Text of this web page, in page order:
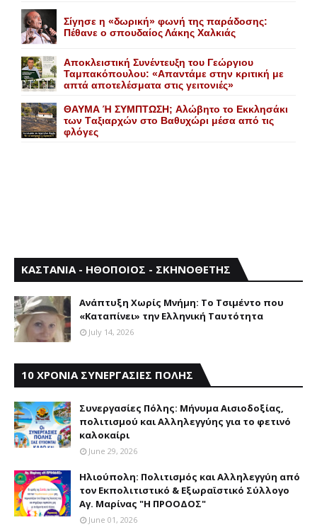
Σίγησε η «δωρική» φωνή της παράδοσης:
Πέθανε o σπουδαίος Λάκης Xαλκιάς
Αποκλειστική Συνέντευξη του Γεώργιου
Ταμπακόπουλου: «Απαντάμε στην κριτική με
απτά αποτελέσματα στις γειτονιές»
ΘΑΥΜΑ Ή ΣΥΜΠΤΩΣΗ; Aλώβητο το Eκκλησάκι
των Tαξιαρχών στο Bαθυχώρι μέσα από τις
φλόγες
ΚΑΣΤΑΝΙΑ - ΗΘΟΠΟΙΟΣ - ΣΚΗΝΟΘΕΤΗΣ
Aνάπτυξη Xωρίς Mνήμη: Το Τσιμέντο που
«Καταπίνει» την Ελληνική Ταυτότητα
July 14, 2026
10 ΧΡΟΝΙΑ ΣΥΝΕΡΓΑΣΙΕΣ ΠΟΛΗΣ
Συνεργασίες Πόλης: Mήνυμα Aισιοδοξίας,
πολιτισμού και Aλληλεγγύης για το φετινό
καλοκαίρι
June 29, 2026
Ηλιούπολη: Πολιτισμός και Aλληλεγγύη από
τον Εκπολιτιστικό & Εξωραϊστικό Σύλλογο
Αγ. Μαρίνας "Η ΠΡΟΟΔΟΣ"
June 01, 2026